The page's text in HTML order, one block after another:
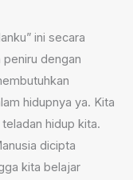
ini secara
peniru dengan
hidupnya ya. Kita
hidup kita.
dicipta
kita belajar